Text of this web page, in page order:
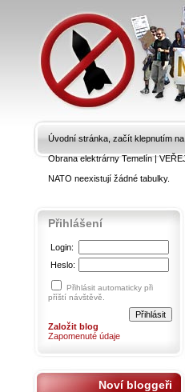
Úvodní stránka, začít klepnutím
Obrana elektrárny Temelín|
NATO neexistují žádné tabulky.
Přihlášení
Login:
Heslo:
Přihlásit automaticky při
příští návštěvě.
Založit blog
Zapomenuté údaje
Noví bloggeři